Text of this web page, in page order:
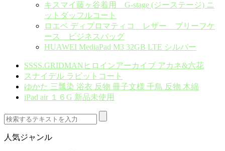
キスマイ藤ヶ谷着用 G-stage (ジーステージ) ニ
ットダッフルコート
ロエベ ディプロマティコ レザー ブリーフケ
ース ビジネスバッグ
HUAWEI MediaPad M3 32GB LTE シルバー
SSSS.GRIDMANヒロインアーカイブ アカネ&六花
スナイデル ラビットコート
ゆかた 三瓢染 浴衣 反物 冊子文様 千鳥 反物 木綿
iPad air １６G 新品未使用
人気ジャンル